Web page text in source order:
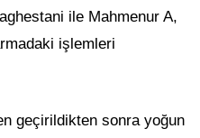
ile Mahmenur A,
işlemleri
geçirildikten sonra yoğun